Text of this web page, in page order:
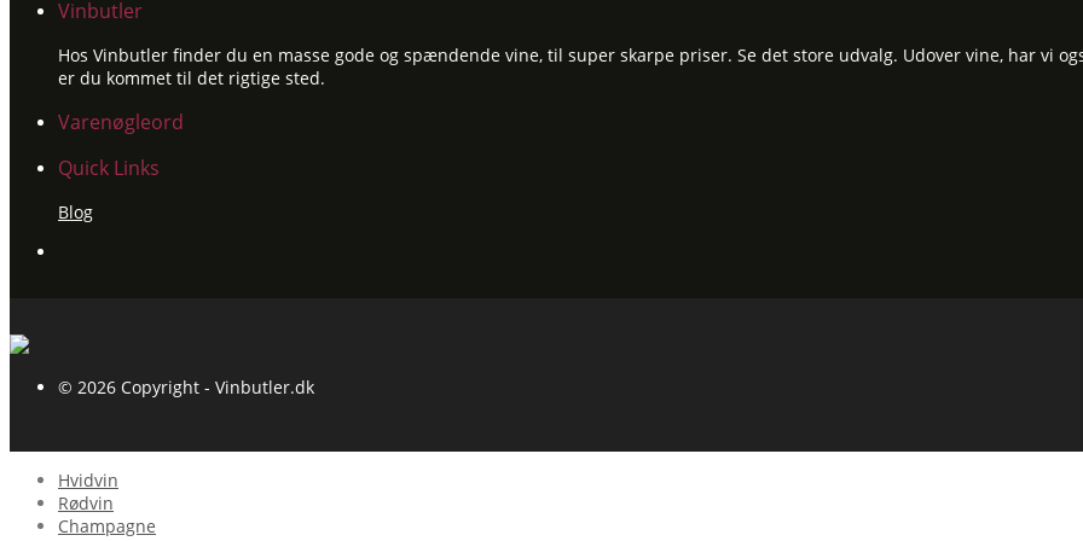
Vinbutler
Hos Vinbutler finder du en masse gode og spændende vine, til super skarpe priser. Se det store udvalg. Udover vine, har vi
er du kommet til det rigtige sted.
Varenøgleord
Quick Links
Blog
© 2026 Copyright - Vinbutler.dk
Hvidvin
Rødvin
Champagne